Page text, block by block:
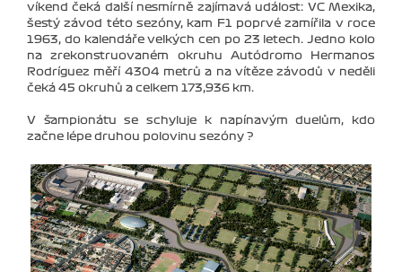
víkend čeká další nesmírně zajímavá událost: VC Mexika,
šestý závod této sezóny, kam F1 poprvé zamířila v roce
1963, do kalendáře velkých cen po 23 letech. Jedno kolo
na zrekonstruovaném okruhu Autódromo Hermanos
Rodríguez měří 4304 metrů a na vítěze závodů v neděli
čeká 45 okruhů a celkem 173,936 km.
V šampionátu se schyluje k napínavým duelům, kdo
začne lépe druhou polovinu sezóny ?